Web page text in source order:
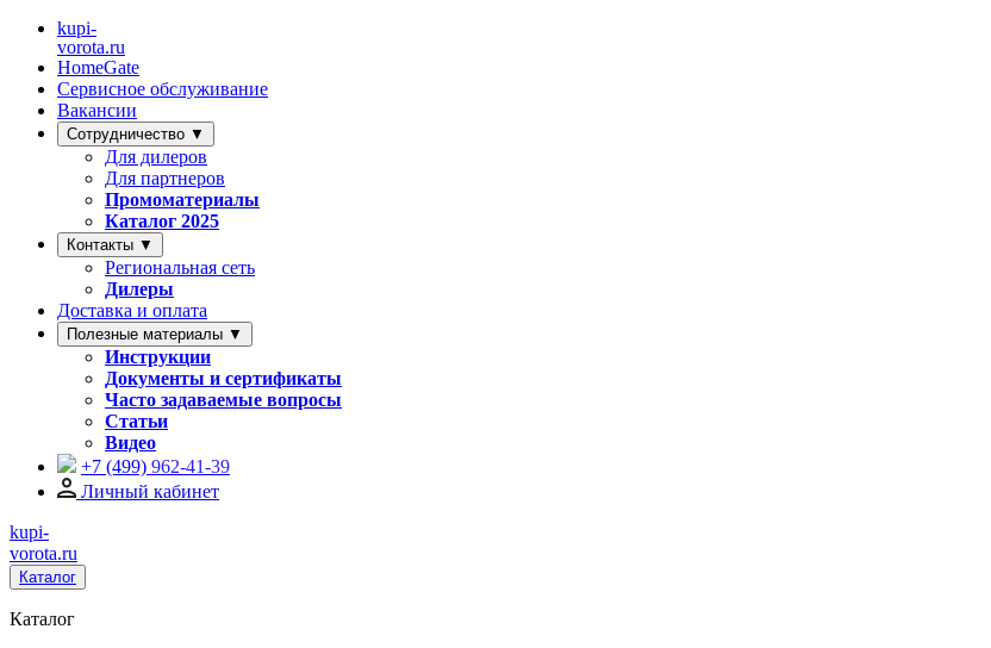
kupi-
vorota.ru
HomeGate
Сервисное обслуживание
Вакансии
Сотрудничество ▼
Для дилеров
Для партнеров
Промоматериалы
Каталог 2025
Контакты ▼
Региональная сеть
Дилеры
Доставка и оплата
Полезные материалы ▼
Инструкции
Документы и сертификаты
Часто задаваемые вопросы
Статьи
Видео
+7 (499) 962-41-39
Личный кабинет
kupi-
vorota.ru
Каталог
Каталог